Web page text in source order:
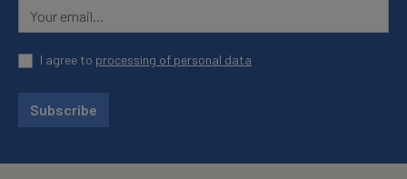
I agree to processing of personal data
Subscribe